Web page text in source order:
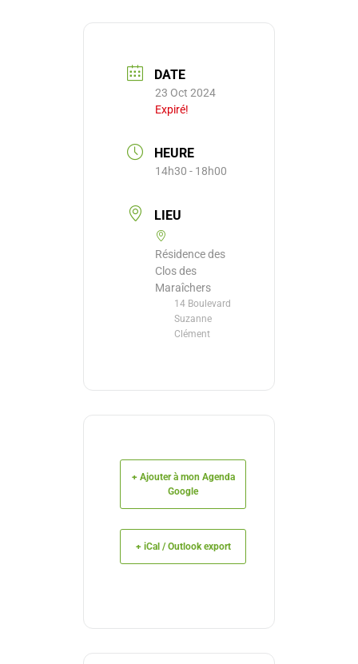
DATE
23 Oct 2024
Expiré!
HEURE
14h30 - 18h00
LIEU
Résidence des
Clos des
Maraîchers
14 Boulevard
Suzanne
Clément
+ Ajouter à mon Agenda
Google
+ iCal / Outlook export